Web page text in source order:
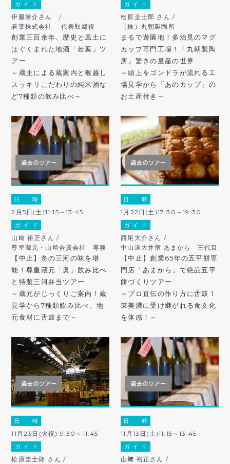
ガ イ ド
伊藤勝介さん /
若葉株式会社 代表取締役
創業三百余年、歴史と風土に
はぐくまれた地酒「若葉」ツ
アー
～蔵主による蔵案内と喉越し
スッキリこだわりの純米酒な
ど7種類の飲み比べ～
ガ イ ド
松原圭士郎 さん /
（株）丸朝製陶所
まるで遊園地！多治見のマグ
カップ専門工場！「丸朝製陶
所」驚きの量産の世界
～頭上をゴンドラが流れる工
場見学から「あのカップ」の
お土産付き～
日 時
2月5日(土)11:15～13:45
ガ イ ド
山﨑 裕正さん /
尊皇蔵元・山﨑合資会社 専務
【中止】冬の三河の味を堪
能！尊皇蔵元「奥」飲み比べ
と特製三河弁当ツアー
～蔵元がじっくりご案内！蔵
見学から7種類飲み比べ、地
元食材に舌鼓まで～
日 時
1月22日(土)17:30～19:30
ガ イ ド
西尾大介さん /
中山道大井宿 あまから 三代目
【中止】創業65年の五平餅専
門店「あまから」で絶品五平
餅づくりツアー
～プロ直伝の作り方に舌鼓！
東美濃に受け継がれる食文化
を体感！～
日 時
11月23日(火祝) 9:30～11:45
ガ イ ド
松原圭士郎 さん /
日 時
11月13日(土)11:15～13:45
ガ イ ド
山﨑 裕正さん /